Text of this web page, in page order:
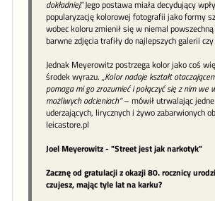
dokładniej.”Jego postawa miała decydujący
popularyzację kolorowej fotografii jako formy
wobec koloru zmienił się w niemal
barwne zdjęcia trafiły do najlepszych galerii
Jednak Meyerowitz postrzega kolor jako coś
środek wyrazu. „Kolor nadaje kształt
pomaga mi go zrozumieć i połączyć się z nim we
możliwych odcieniach“– mówił utrwalając
uderzających, lirycznych i żywo zabarwionych
leicastore.pl
Joel Meyerowitz - "Street jest jak narkotyk"
Zacznę od gratulacji z okazji 80. rocznicy
czujesz, mając tyle lat na karku?